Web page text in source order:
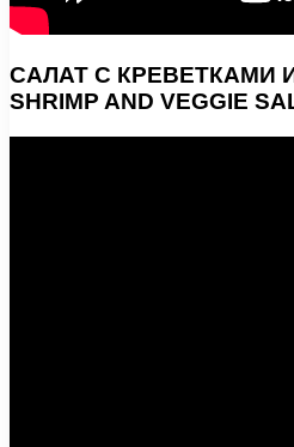
САЛАТ С КРЕВЕТКАМИ
SHRIMP AND VEGGIE